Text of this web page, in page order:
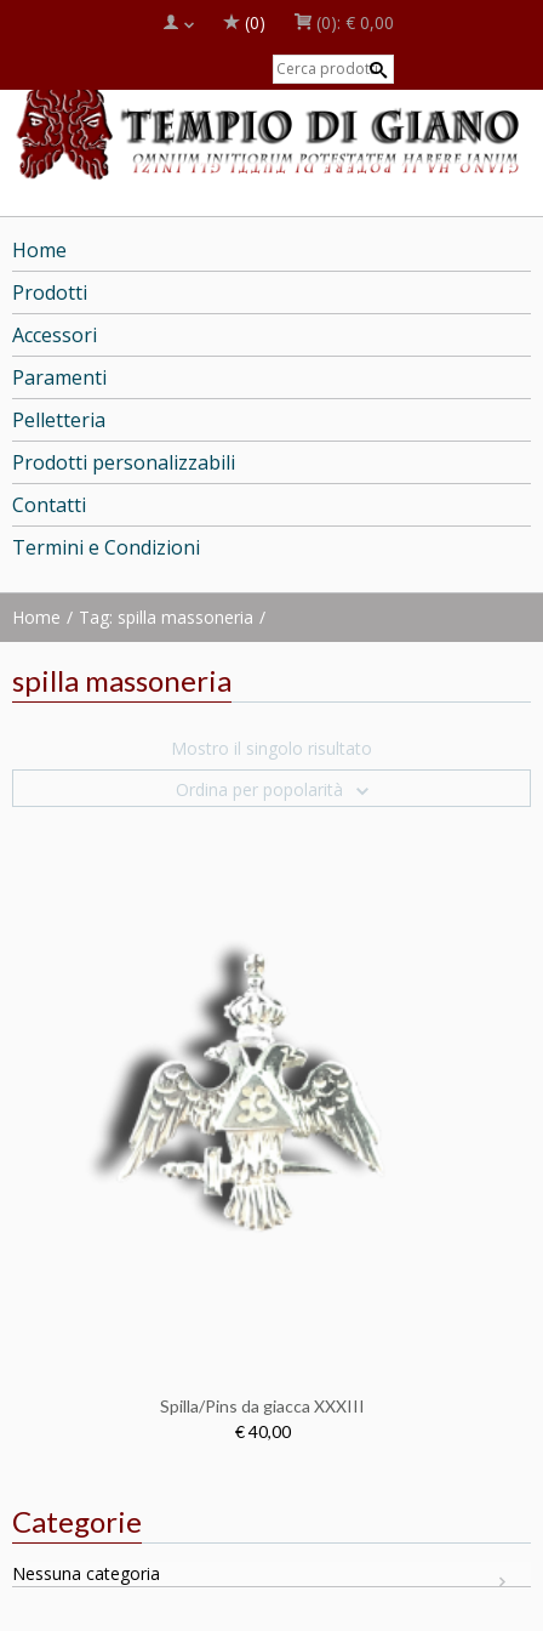
(0) (0): € 0,00
Home
Prodotti
Accessori
Paramenti
Pelletteria
Prodotti personalizzabili
Contatti
Termini e Condizioni
Home Tag: spilla massoneria
spilla massoneria
Mostro il singolo risultato
Ordina per popolarità
Spilla/Pins da giacca XXXIII
€ 40,00
Categorie
Nessuna categoria